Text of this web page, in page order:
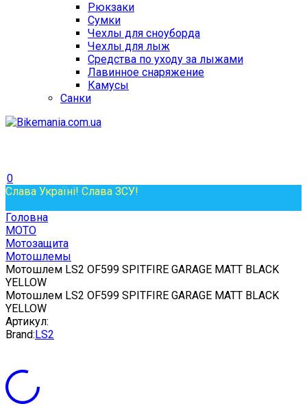
Рюкзаки
Сумки
Чехлы для сноуборда
Чехлы для лыж
Средства по уходу за лыжами
Лавинное снаряжение
Камусы
Санки
0
Слава Україні! Слава ЗСУ!
Головна
МОТО
Мотозащита
Мотошлемы
Мотошлем LS2 OF599 SPITFIRE GARAGE MATT BLACK
YELLOW
Мотошлем LS2 OF599 SPITFIRE GARAGE MATT BLACK
YELLOW
Артикул:
Brand:LS2